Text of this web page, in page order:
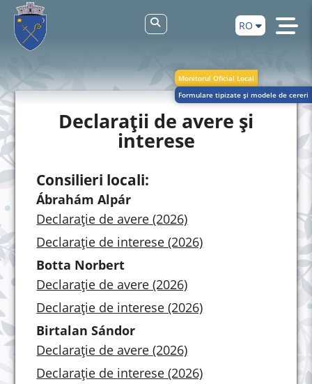
RO
Monitorul Oficial Local
Formulare tipizate și modele de cereri
Declarații de avere și
interese
Consilieri locali:
Ábrahám Alpár
Declarație de avere (2026)
Declarație de interese (2026)
Botta Norbert
Declarație de avere (2026)
Declarație de interese (2026)
Birtalan Sándor
Declarație de avere (2026)
Declarație de interese (2026)